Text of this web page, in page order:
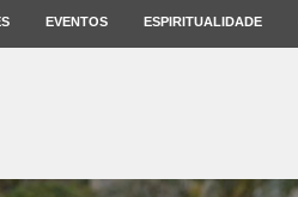
EVENTOS ESPIRITUALIDADE